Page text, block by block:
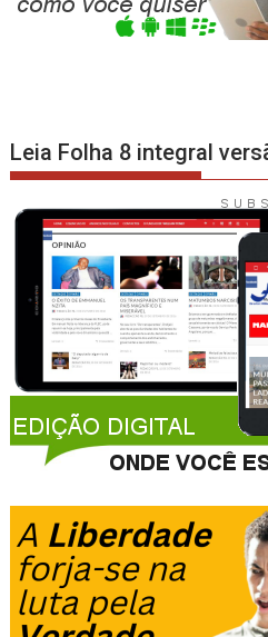
Leia Folha 8 integral